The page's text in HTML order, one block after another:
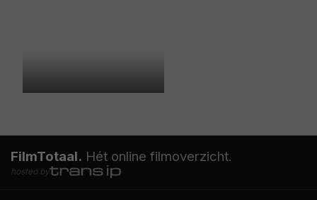
FilmTotaal. Hét online filmoverzicht.
hosted by